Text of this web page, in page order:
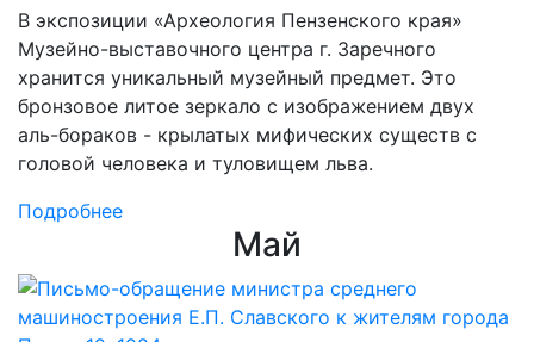
В экспозиции «Археология Пензенского края»
Музейно-выставочного центра г. Заречного
хранится уникальный музейный предмет. Это
бронзовое литое зеркало с изображением двух
аль-бораков - крылатых мифических существ с
головой человека и туловищем льва.
Подробнее
Май